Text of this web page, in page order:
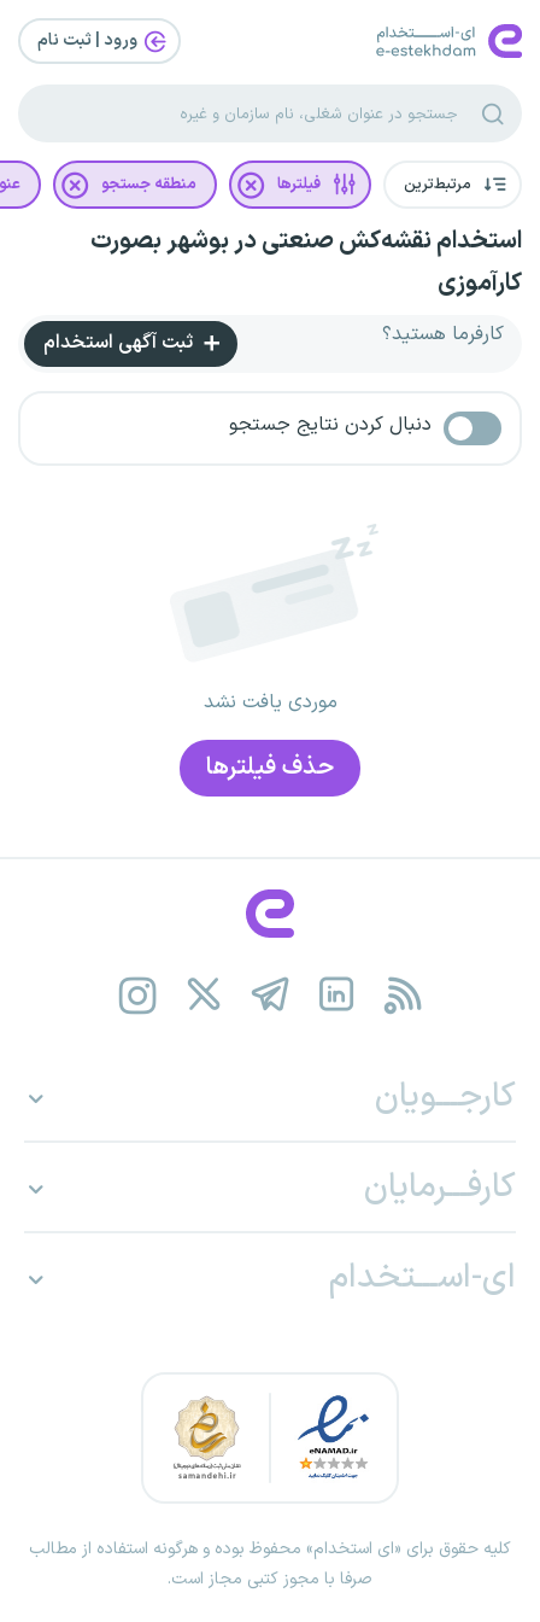
ورود | ثبت‌ نام
مرتبط‌ترین فیلترها منطقه جستجو
استخدام نقشه‌کش صنعتی در بوشهر بصورت
کارآموزی
کارفرما هستید؟ ثبت آگهی استخدام
دنبال کردن نتایج جستجو
موردی یافت نشد
حذف فیلتر‌ها
کارجـــویان
کارفـــرمایان
ای-اســـتخدام
کلیه حقوق برای «ای استخدام» محفوظ بوده و هرگونه استفاده از مطالب
صرفا با مجوز کتبی مجاز است.